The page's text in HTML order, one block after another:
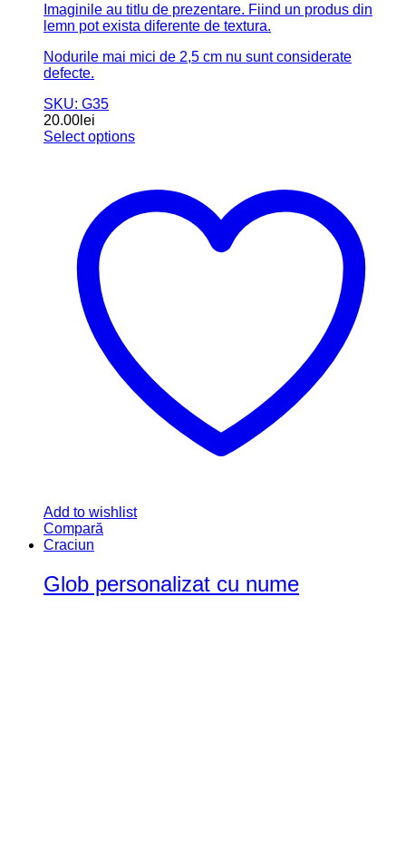
Imaginile au titlu de prezentare. Fiind un produs din
lemn pot exista diferente de textura.
Nodurile mai mici de 2,5 cm nu sunt considerate
defecte.
SKU: G35
20.00 lei
Select options
Add to wishlist
Compară
Craciun
Glob personalizat cu nume